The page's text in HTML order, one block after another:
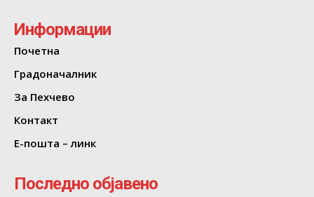
Информации
Почетна
Градоначалник
За Пехчево
Контакт
Е-пошта – линк
Последно објавено